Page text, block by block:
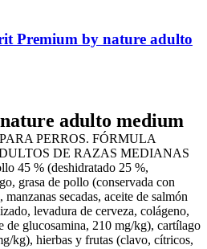
Premium by nature adulto
adulto medium
PERROS. FÓRMULA
DE RAZAS MEDIANAS
45 % (deshidratado 25 %,
grasa de pollo (conservada con
secadas, aceite de salmón
levadura de cerveza, colágeno,
de glucosamina, 210 mg/kg), cartílago
kg), hierbas y frutas (clavo, cítricos,